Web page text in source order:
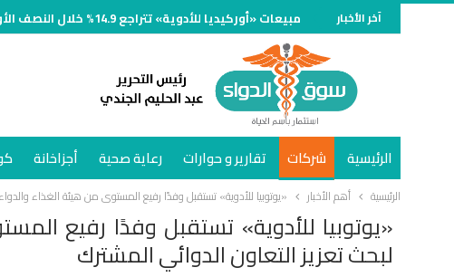
آخر الأخبار مبيعات «أوركيديا للأدوية» تتراجع 14.9% خلال النصف الأول من 2026 وتسجل 734 مليون جنيه
الرئيسية شركات تقارير و حوارات رعاية صحية أجزاخانة
الرئيسية أهم الأخبار «يوتوبيا للأدوية» تستقبل وفدًا رفيع المستوى من هيئة الغذاء
«يوتوبيا للأدوية» تستقبل وفدًا رفيع
لبحث تعزيز التعاون الدوائي المشترك